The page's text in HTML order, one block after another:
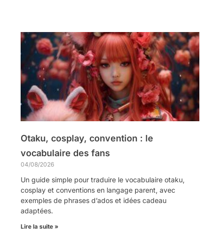
Otaku, cosplay, convention : le
vocabulaire des fans
04/08/2026
Un guide simple pour traduire le vocabulaire otaku,
cosplay et conventions en langage parent, avec
exemples de phrases d’ados et idées cadeau
adaptées.
Lire la suite »